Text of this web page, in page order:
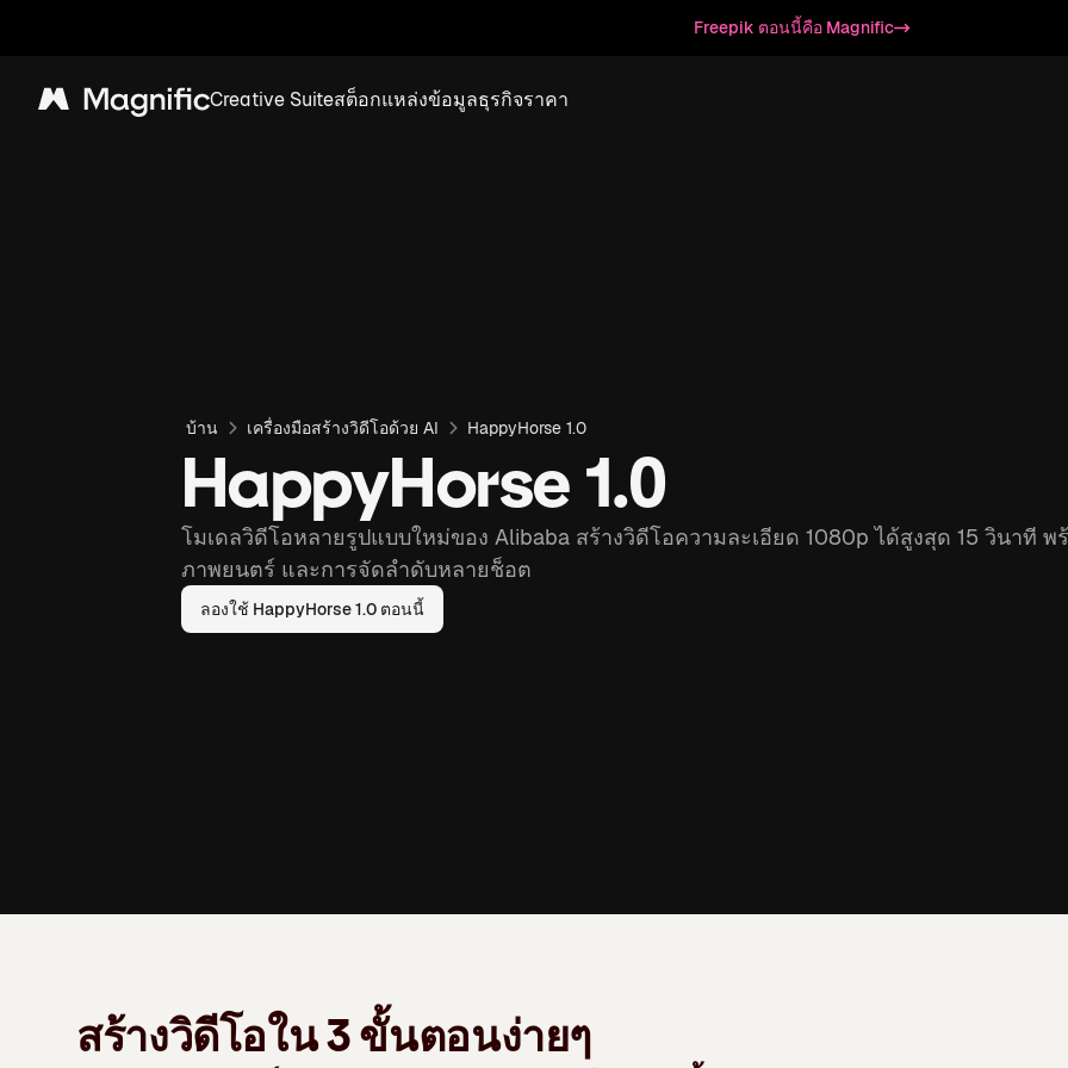
Freepik ตอนนี้คือ Magnific
Magnific Creative Suiteสต็อกแหล่งข้อมูลธุรกิจราคา
บ้าน เครื่องมือสร้างวิดีโอด้วย AI HappyHorse 1.0
HappyHorse 1.0
โมเดลวิดีโอหลายรูปแบบใหม่ของ Alibaba สร้างวิดีโอความละเอียด 1080p ได้สูงสุด 15 วินาที
ภาพยนตร์ และการจัดลำดับหลายช็อต
ลองใช้ HappyHorse 1.0 ตอนนี้
สร้างวิดีโอใน 3 ขั้นตอนง่ายๆ